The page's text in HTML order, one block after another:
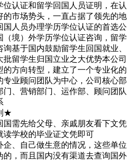
位认证和留学回国人员证明，在认
的市场势头，一直占据了领先的地
国人员办理学历学位认证的首选公
（境）外学历学位认证咨询，留学
基于国内鼓励留学生回国就业、
留学生归国立业之大优势本公司
的方向转型，建立了一个专业化的
专业顾问团队为中心，公司核心部
门、营销部门、运作部、顾问团队
★
国需先给父母、亲戚朋友看下文凭
读学校的毕业证文凭即可
企、自己做生意的情况，这些单位
的，而且国内没有渠道去查询国外